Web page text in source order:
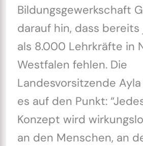
Bildungsgewerkschaft
darauf hin, dass
als 8.000 Lehrkräfte in
Westfalen fehlen. Die
Landesvorsitzende
es auf den Punkt:
Konzept wird
an den Menschen, an